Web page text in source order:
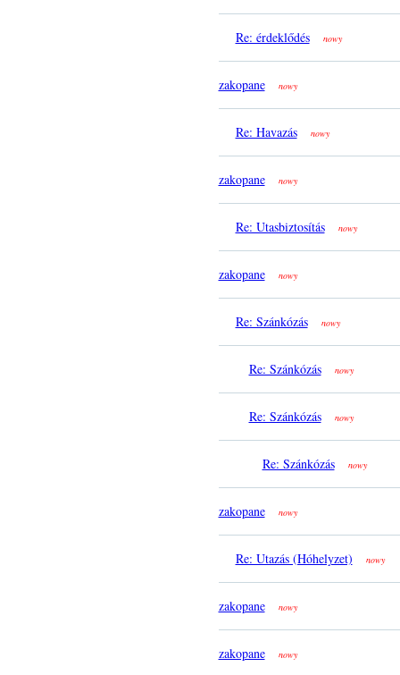
Re: érdeklődés nowy
zakopane nowy
Re: Havazás nowy
zakopane nowy
Re: Utasbiztosítás nowy
zakopane nowy
Re: Szánkózás nowy
Re: Szánkózás nowy
Re: Szánkózás nowy
Re: Szánkózás nowy
zakopane nowy
Re: Utazás (Hóhelyzet) nowy
zakopane nowy
zakopane nowy